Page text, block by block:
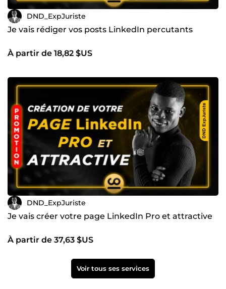
DND_ExpJuriste
Je vais rédiger vos posts LinkedIn percutants
À partir de 18,82 $US
DND_ExpJuriste
Je vais créer votre page LinkedIn Pro et attractive
À partir de 37,63 $US
Voir tous ses services